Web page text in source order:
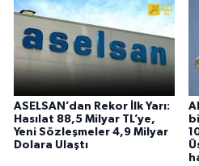
ASELSAN’dan Rekor İlk Yarı:
Hasılat 88,5 Milyar TL’ye,
Yeni Sözleşmeler 4,9 Milyar
Dolara Ulaştı